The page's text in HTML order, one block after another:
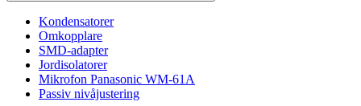
Kondensatorer
Omkopplare
SMD-adapter
Jordisolatorer
Mikrofon Panasonic WM-61A
Passiv nivåjustering